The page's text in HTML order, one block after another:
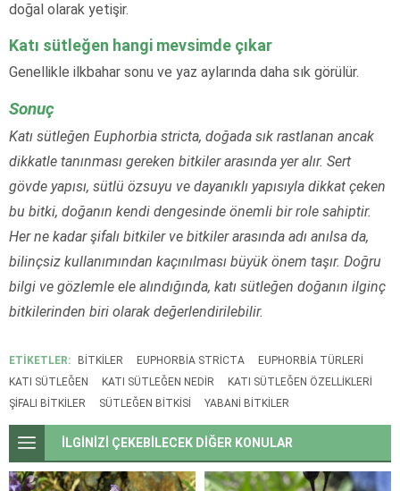
doğal olarak yetişir.
Katı sütleğen hangi mevsimde çıkar
Genellikle ilkbahar sonu ve yaz aylarında daha sık görülür.
Sonuç
Katı sütleğen Euphorbia stricta, doğada sık rastlanan ancak
dikkatle tanınması gereken bitkiler arasında yer alır. Sert
gövde yapısı, sütlü özsuyu ve dayanıklı yapısıyla dikkat çeken
bu bitki, doğanın kendi dengesinde önemli bir role sahiptir.
Her ne kadar şifalı bitkiler ve bitkiler arasında adı anılsa da,
bilinçsiz kullanımından kaçınılması büyük önem taşır. Doğru
bilgi ve gözlemle ele alındığında, katı sütleğen doğanın ilginç
bitkilerinden biri olarak değerlendirilebilir.
ETİKETLER: BITKILER EUPHORBIA STRICTA
EUPHORBIA TÜRLERI
KATI SÜTLEĞEN
KATI SÜTLEĞEN NEDIR
KATI SÜTLEĞEN ÖZELLIKLERI
ŞIFALI BITKILER
SÜTLEĞEN BITKISI YABANI BITKILER
İLGİNİZİ ÇEKEBİLECEK DİĞER KONULAR